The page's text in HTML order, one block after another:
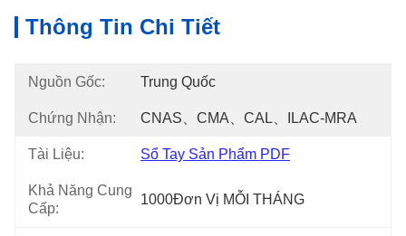
Thông Tin Chi Tiết
Nguồn Gốc: Trung Quốc
Chứng Nhận: CNAS、CMA、CAL、ILAC-MRA
Tài Liệu: Sổ Tay Sản Phẩm PDF
Khả Năng Cung
Cấp:
1000Đơn Vị MỖI THÁNG